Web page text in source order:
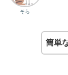
そら
簡単